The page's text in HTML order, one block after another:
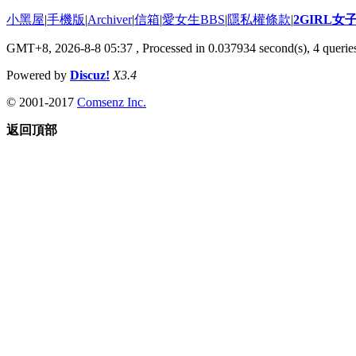
小黑屋|手機版|Archiver|信箱|愛女生BBS|隱私權條款|2GIRL女
GMT+8, 2026-8-8 05:37 , Processed in 0.037934 second(s), 4
Powered by Discuz! X3.4
© 2001-2017 Comsenz Inc.
返回頂部